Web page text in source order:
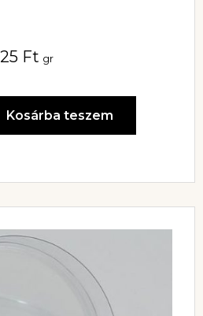
25 Ft gr
Kosárba teszem